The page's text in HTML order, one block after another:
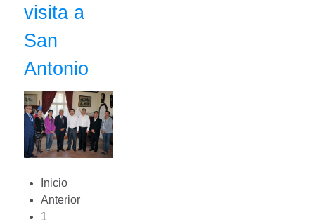
visita a
San
Antonio
Inicio
Anterior
1